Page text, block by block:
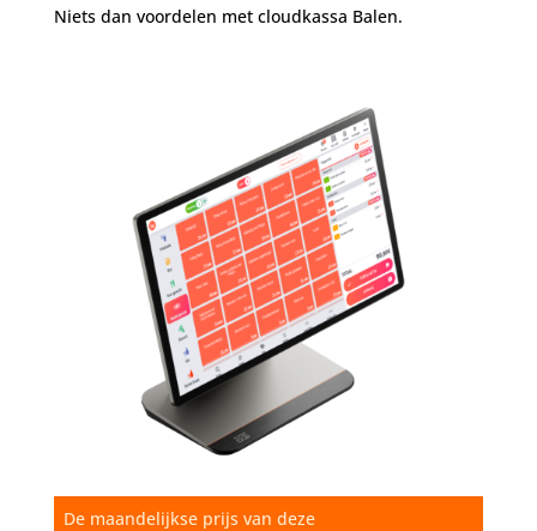
Niets dan voordelen met cloudkassa Balen.
De maandelijkse prijs van deze